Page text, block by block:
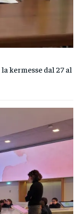
kermesse dal 27 al